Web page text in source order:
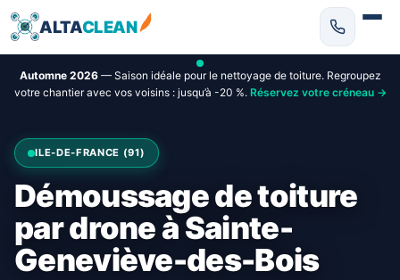
ALTACLEAN
Automne 2026— Saison idéale pour le nettoyage de toiture. Regroupez
votre chantier avec vos voisins : jusqu’à -20 %. Réservez votre créneau →
ILE-DE-FRANCE (91)
Démoussage de toiture
par drone à Sainte-
Geneviève-des-Bois